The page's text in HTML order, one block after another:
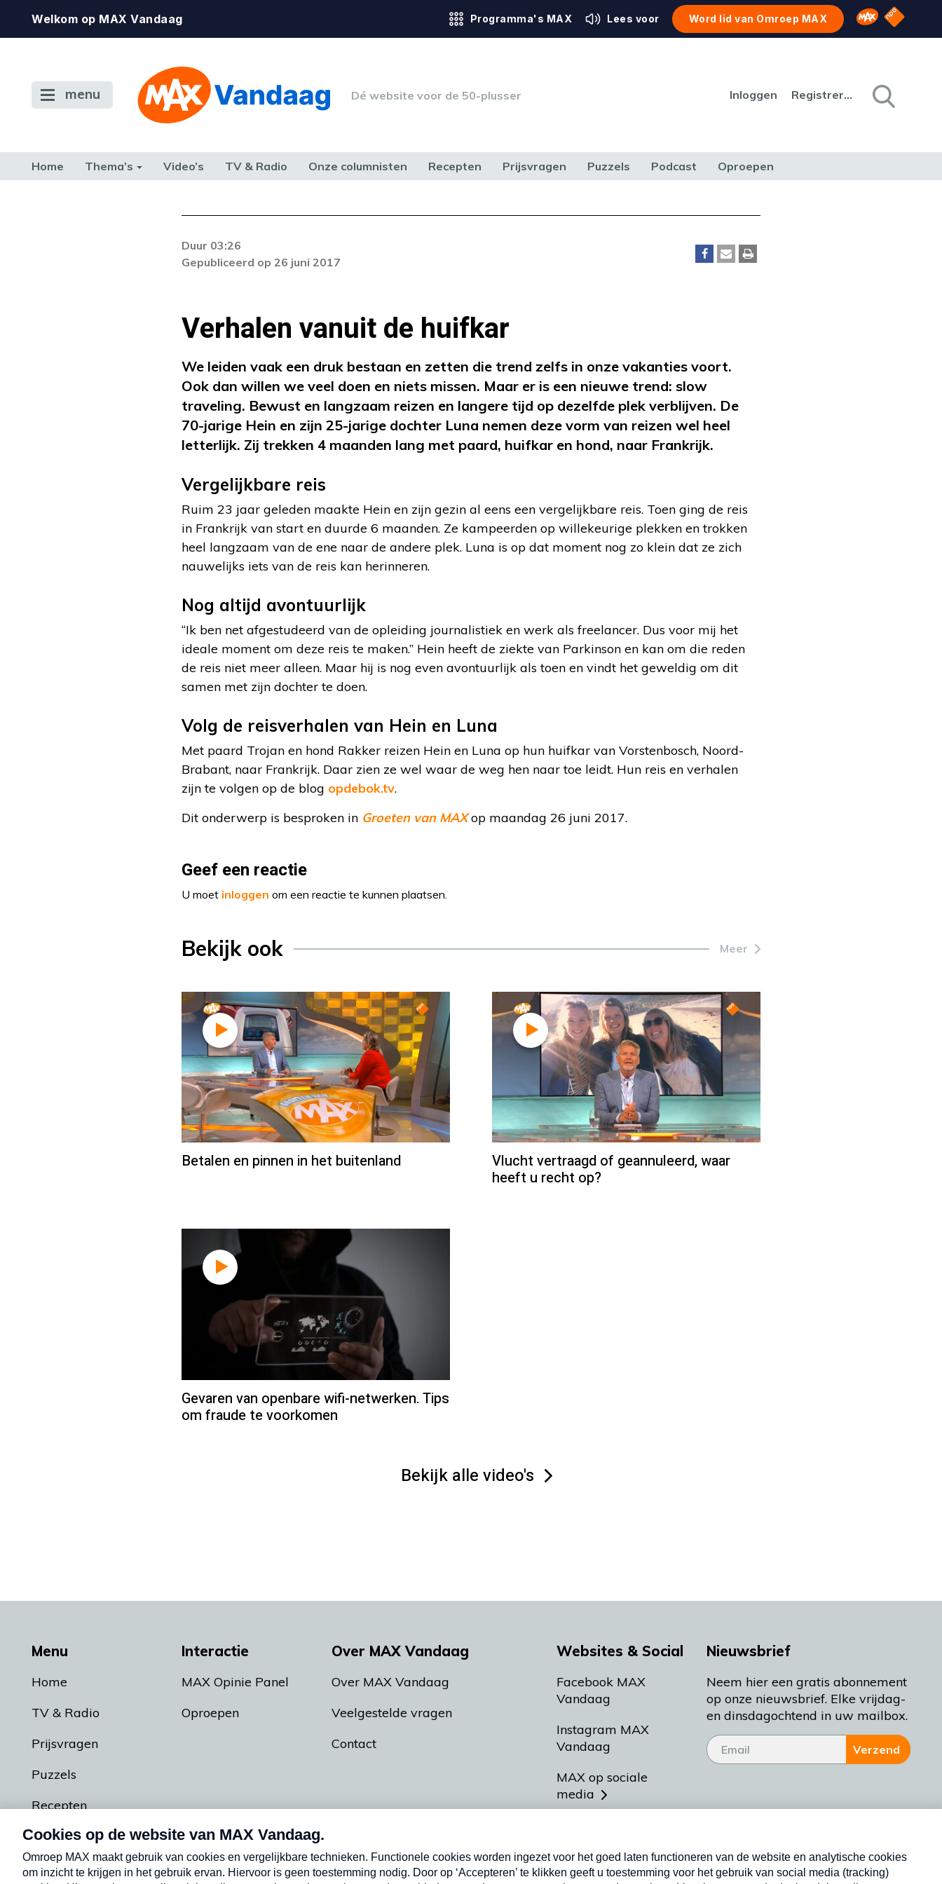
Welkom op MAX Vandaag Programma's MAX Lees voor Word lid van Omroep MAX Omroep MAX
NPO
menu Dé website voor de 50-plusser Inloggen Registreren
Home Thema’s Video’s TV & Radio Onze columnisten Recepten Prijsvragen Puzzels Podcast Oproepen
De gewenste stream is op dit moment niet
beschikbaar. Als het probleem zich blijft voordoen,
Duur 03:26
Gepubliceerd op 26 juni 2017
Verhalen vanuit de huifkar
We leiden vaak een druk bestaan en zetten die trend zelfs in onze vakanties voort.
Ook dan willen we veel doen en niets missen. Maar er is een nieuwe trend: slow
traveling. Bewust en langzaam reizen en langere tijd op dezelfde plek verblijven. De
70-jarige Hein en zijn 25-jarige dochter Luna nemen deze vorm van reizen wel heel
letterlijk. Zij trekken 4 maanden lang met paard, huifkar en hond, naar Frankrijk.
Vergelijkbare reis
Ruim 23 jaar geleden maakte Hein en zijn gezin al eens een vergelijkbare reis. Toen ging de reis
in Frankrijk van start en duurde 6 maanden. Ze kampeerden op willekeurige plekken en trokken
heel langzaam van de ene naar de andere plek. Luna is op dat moment nog zo klein dat ze zich
nauwelijks iets van de reis kan herinneren.
Nog altijd avontuurlijk
“Ik ben net afgestudeerd van de opleiding journalistiek en werk als freelancer. Dus voor mij het
ideale moment om deze reis te maken.” Hein heeft de ziekte van Parkinson en kan om die reden
de reis niet meer alleen. Maar hij is nog even avontuurlijk als toen en vindt het geweldig om dit
samen met zijn dochter te doen.
Volg de reisverhalen van Hein en Luna
Met paard Trojan en hond Rakker reizen Hein en Luna op hun huifkar van Vorstenbosch, Noord-
Brabant, naar Frankrijk. Daar zien ze wel waar de weg hen naar toe leidt. Hun reis en verhalen
zijn te volgen op de blog opdebok.tv.
Dit onderwerp is besproken in Groeten van MAXop maandag 26 juni 2017.
Geef een reactie
U moet inloggen om een reactie te kunnen plaatsen.
Bekijk ook Meer
Betalen en pinnen in het buitenland
Vlucht vertraagd of geannuleerd, waar
heeft u recht op?
Gevaren van openbare wifi-netwerken. Tips
om fraude te voorkomen
Bekijk alle video's
Menu
Home
TV & Radio
Prijsvragen
Puzzels
Recepten
Podcasts
Interactie
MAX Opinie Panel
Oproepen
Over MAX Vandaag
Over MAX Vandaag
Veelgestelde vragen
Contact
Websites & Social
Facebook MAX
Vandaag
Instagram MAX
Vandaag
MAX op sociale
media
Meldpunt Actueel
Nieuwsbrief
Neem hier een gratis abonnement
op onze nieuwsbrief. Elke vrijdag-
en dinsdagochtend in uw mailbox.
Verzend
Nieuwsbrief